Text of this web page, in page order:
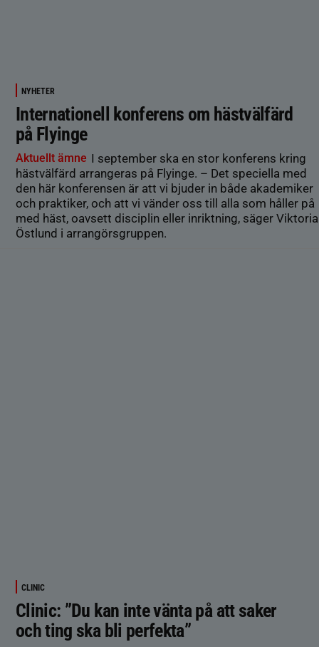
NYHETER
Internationell konferens om hästvälfärd
på Flyinge
Aktuellt ämne I september ska en stor konferens kring
hästvälfärd arrangeras på Flyinge. – Det speciella med
den här konferensen är att vi bjuder in både akademiker
och praktiker, och att vi vänder oss till alla som håller på
med häst, oavsett disciplin eller inriktning, säger Viktoria
Östlund i arrangörsgruppen.
CLINIC
Clinic: ”Du kan inte vänta på att saker
och ting ska bli perfekta”